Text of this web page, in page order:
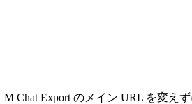
Chat Export のメイン URL を変え